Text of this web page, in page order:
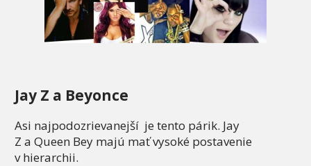
Jay Z a Beyonce
Asi najpodozrievanejší je tento párik. Jay
Z a Queen Bey majú mať vysoké postavenie
v hierarchii.